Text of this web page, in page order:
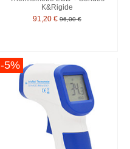
K&Rigide
91,20 € 96,00 €
-5%